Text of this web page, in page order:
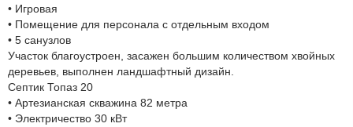
• Игровая
• Помещение для персонала с отдельным входом
• 5 санузлов
Участок благоустроен, засажен большим количеством хвойных
деревьев, выполнен ландшафтный дизайн.
Септик Топаз 20
• Артезианская скважина 82 метра
• Электричество 30 кВт